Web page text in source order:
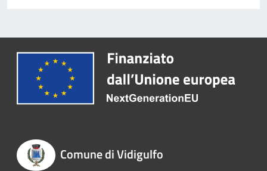
Comune di Vidigulfo